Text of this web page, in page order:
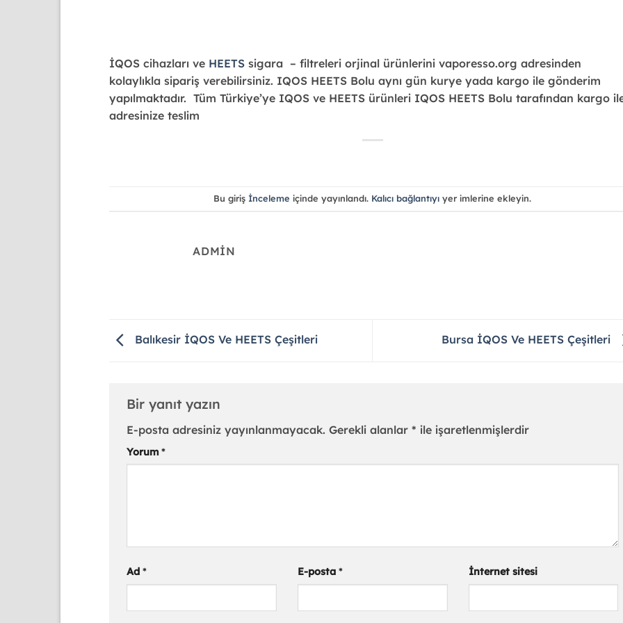
İQOS cihazları ve HEETS sigara – filtreleri orjinal ürünlerini vaporesso.org adresinden
kolaylıkla sipariş verebilirsiniz. IQOS HEETS Bolu aynı gün kurye yada kargo ile gönderim
yapılmaktadır. Tüm Türkiye’ye IQOS ve HEETS ürünleri IQOS HEETS Bolu tarafından kargo
adresinize teslim
Bu giriş İnceleme içinde yayınlandı. Kalıcı bağlantıyı yer imlerine ekleyin.
ADMIN
Balıkesir İQOS Ve HEETS Çeşitleri Bursa İQOS Ve HEETS Çeşitleri
Bir yanıt yazın
E-posta adresiniz yayınlanmayacak. Gerekli alanlar * ile işaretlenmişlerdir
Yorum*
Ad * E-posta * İnternet sitesi